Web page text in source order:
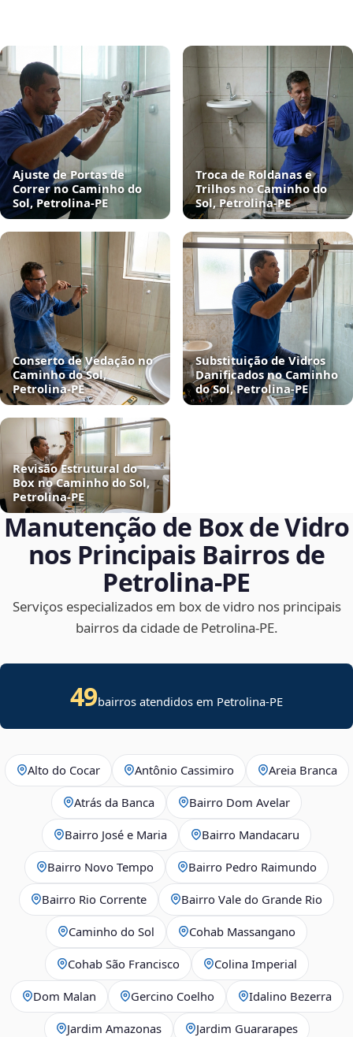
Ajuste de Portas de
Correr no Caminho do
Sol, Petrolina‑PE
Troca de Roldanas e
Trilhos no Caminho do
Sol, Petrolina‑PE
Conserto de Vedação no
Caminho do Sol,
Petrolina‑PE
Substituição de Vidros
Danificados no Caminho
do Sol, Petrolina‑PE
Revisão Estrutural do
Box no Caminho do Sol,
Petrolina‑PE
Manutenção de Box de Vidro
nos Principais Bairros de
Petrolina‑PE
Serviços especializados em box de vidro nos principais
bairros da cidade de Petrolina‑PE.
49bairros atendidos em Petrolina-PE
Alto do Cocar Antônio Cassimiro Areia Branca
Atrás da Banca Bairro Dom Avelar
Bairro José e Maria Bairro Mandacaru
Bairro Novo Tempo Bairro Pedro Raimundo
Bairro Rio Corrente Bairro Vale do Grande Rio
Caminho do Sol Cohab Massangano
Cohab São Francisco Colina Imperial
Dom Malan Gercino Coelho Idalino Bezerra
Jardim Amazonas Jardim Guararapes